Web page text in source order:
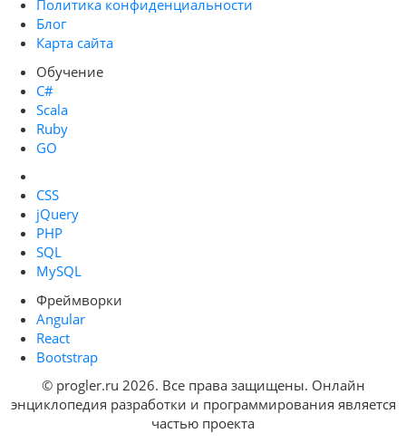
Политика конфиденциальности
Блог
Карта сайта
Обучение
C#
Scala
Ruby
GO
CSS
jQuery
PHP
SQL
MySQL
Фреймворки
Angular
React
Bootstrap
© progler.ru 2026. Все права защищены. Онлайн
энциклопедия разработки и программирования является
частью проекта